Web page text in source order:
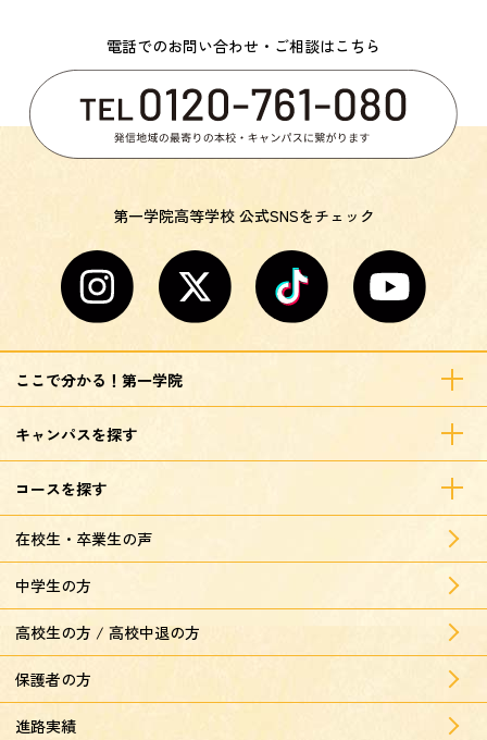
電話でのお問い合わせ・ご相談はこちら
第一学院高等学校 公式SNSをチェック
ここで分かる！第一学院
キャンパスを探す
コースを探す
在校生・卒業生の声
中学生の方
高校生の方 / 高校中退の方
保護者の方
進路実績